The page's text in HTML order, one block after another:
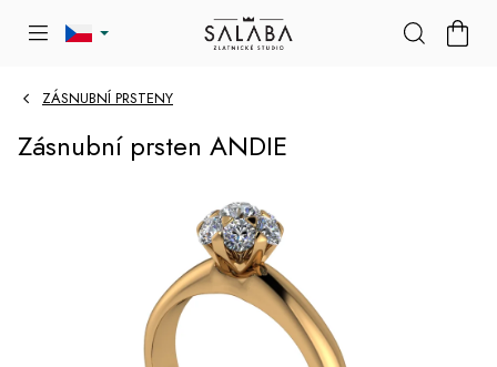
ZÁSNUBNÍ PRSTENY
Zásnubní prsten ANDIE